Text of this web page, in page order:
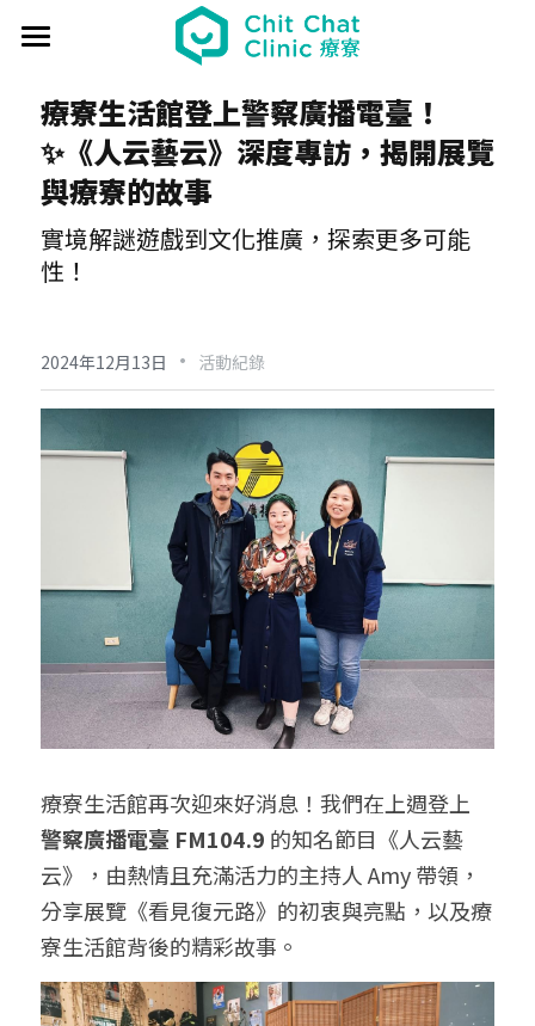
關於療寮 About
最新動態 Event
日本香遊 - 香道體驗
過往活動 Past
《真相追尋者》十字路口篇
日本香の占卜🎐
文化美食夜
療寮看電影
給大人的電影社
手作．時光
台港文化傾偈會
《我在露台煎西多士》場刊
展覽 Exhibition
《島工》職業醫學社區展
《邊界》概念藝術展
《休日》創作聯展
療癒 & 心靈 Wellness
板橋輕運動
實青小學堂+
特別企劃 - 眠八月
實體課程 Course
板橋運動教室
Yoga 瑜珈
Boxing 拳擊
運動課花絮
廣東話基礎班
新北輕騎行
給香港人的國語課
西多士 粵語劇場
守護華江人工濕地
療寮．工作室開放日
《神隱》實境遊戲
遊戲主頁
調香師
馴獸師
場地租借 Venue
場地租借
共享空間
現場環境
價格方案
平日最新優惠
部落格 Blog
聯絡我們 Contact us
/
註冊
搜索
02 7755 7668
chitchatclinic@gmail.com
預約
療寮生活館登上警察廣播電臺！
✨《人云藝云》深度專訪，揭開展覽
與療寮的故事
實境解謎遊戲到文化推廣，探索更多可能
性！
2024年12月13日 · 活動紀錄
警察廣播電臺 FM104.9 的知名節目《人云藝
云》，由熱情且充滿活力的主持人 Amy 帶領，
分享展覽《看見復元路》的初衷與亮點，以及療
寮生活館背後的精彩故事。